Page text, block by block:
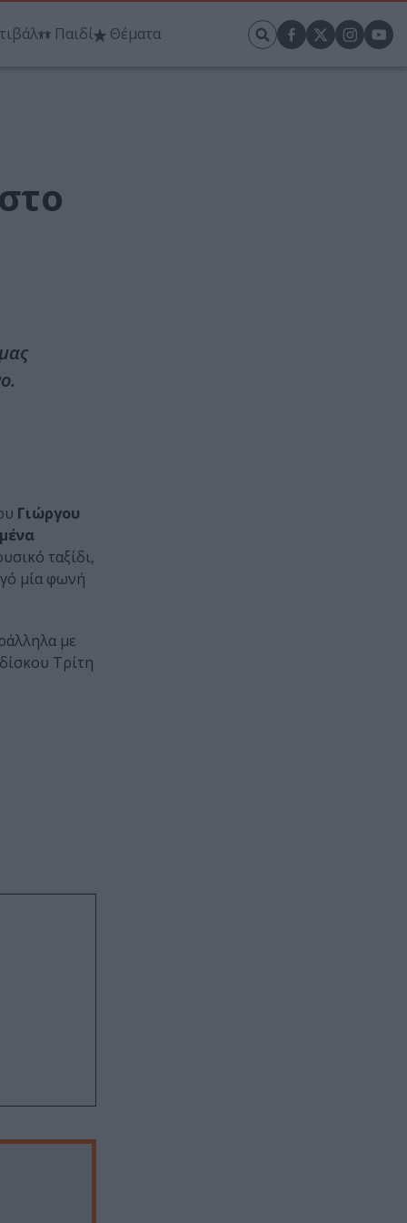
Παιδί Θέματα
Γιώργου
ταξίδι,
μία φωνή
με
Τρίτη